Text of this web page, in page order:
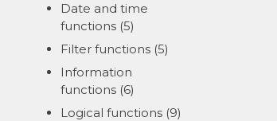
Date and time
functions (5)
Filter functions (5)
Information
functions (6)
Logical functions (9)